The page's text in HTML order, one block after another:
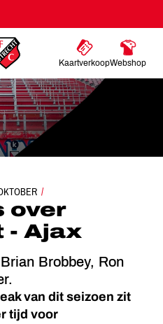
KaartverkoopWebshop
OVER FC UTRECHT - AJAX
over
- Ajax
Brobbey, Ron
van dit seizoen zit
tijd voor